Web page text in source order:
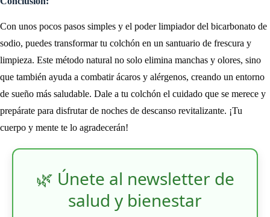
Con unos pocos pasos simples y el poder limpiador del bicarbonato de
sodio, puedes transformar tu colchón en un santuario de frescura y
limpieza. Este método natural no solo elimina manchas y olores, sino
que también ayuda a combatir ácaros y alérgenos, creando un entorno
de sueño más saludable. Dale a tu colchón el cuidado que se merece y
prepárate para disfrutar de noches de descanso revitalizante. ¡Tu
cuerpo y mente te lo agradecerán!
🌿 Únete al newsletter de
salud y bienestar